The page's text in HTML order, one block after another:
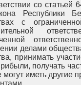
со статьей
Республики
с
делами
принимать
получать
могут иметь другие